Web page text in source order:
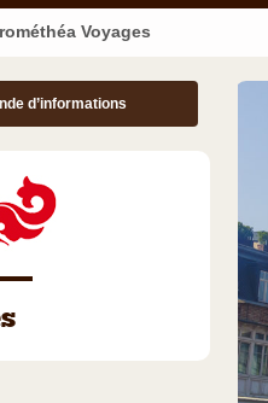
Voyages
d’informations